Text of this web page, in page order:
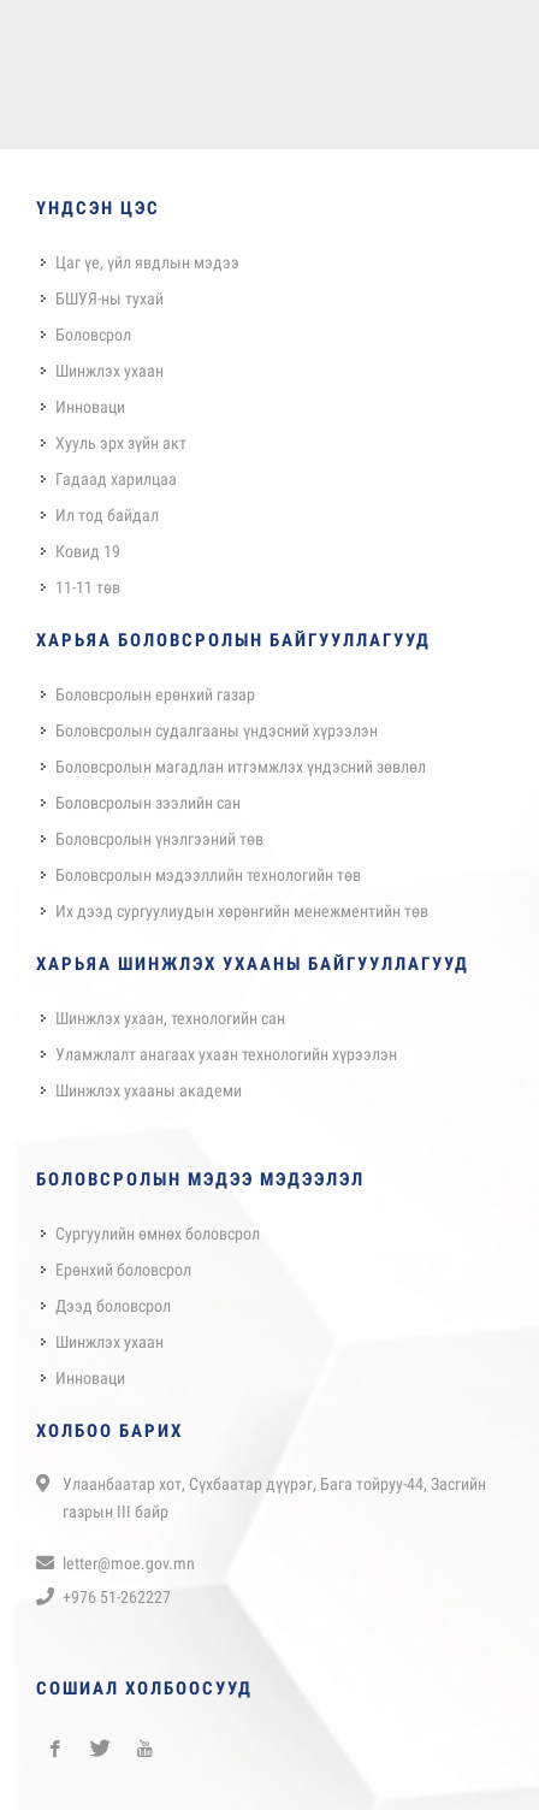
ҮНДСЭН ЦЭС
Цаг үе, үйл явдлын мэдээ
БШУЯ-ны тухай
Боловсрол
Шинжлэх ухаан
Инноваци
Хууль эрх зүйн акт
Гадаад харилцаа
Ил тод байдал
Ковид 19
11-11 төв
ХАРЬЯА БОЛОВСРОЛЫН БАЙГУУЛЛАГУУД
Боловсролын ерөнхий газар
Боловсролын судалгааны үндэсний хүрээлэн
Боловсролын магадлан итгэмжлэх үндэсний зөвлөл
Боловсролын зээлийн сан
Боловсролын үнэлгээний төв
Боловсролын мэдээллийн технологийн төв
Их дээд сургуулиудын хөрөнгийн менежментийн төв
ХАРЬЯА ШИНЖЛЭХ УХААНЫ БАЙГУУЛЛАГУУД
Шинжлэх ухаан, технологийн сан
Уламжлалт анагаах ухаан технологийн хүрээлэн
Шинжлэх ухааны академи
БОЛОВСРОЛЫН МЭДЭЭ МЭДЭЭЛЭЛ
Сургуулийн өмнөх боловсрол
Ерөнхий боловсрол
Дээд боловсрол
Шинжлэх ухаан
Инноваци
ХОЛБОО БАРИХ
Улаанбаатар хот, Сүхбаатар дүүрэг, Бага тойруу-44, Засгийн
газрын III байр
letter@moe.gov.mn
+976 51-262227
СОШИАЛ ХОЛБООСУУД